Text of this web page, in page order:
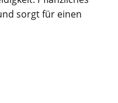
sorgt für einen